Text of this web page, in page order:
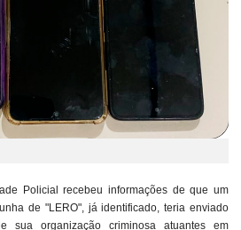
Policial recebeu informações de que um
de "LERO", já identificado, teria enviado
sua organização criminosa atuantes em